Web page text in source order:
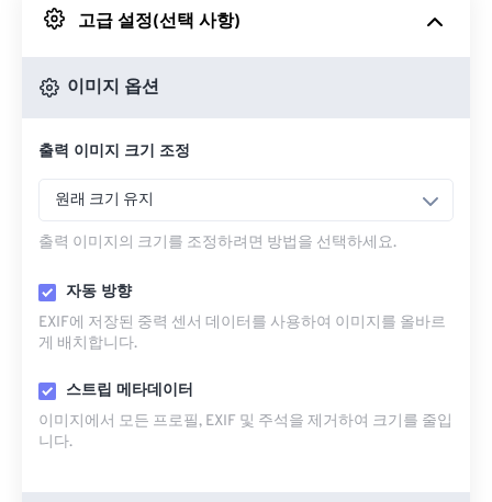
Google 드라이브에서
고급 설정(선택 사항)
이미지 옵션
출력 이미지 크기 조정
원래 크기 유지
출력 이미지의 크기를 조정하려면 방법을 선택하세요.
자동 방향
EXIF에 저장된 중력 센서 데이터를 사용하여 이미지를 올바르
게 배치합니다.
스트립 메타데이터
이미지에서 모든 프로필, EXIF ​​및 주석을 제거하여 크기를 줄입
니다.